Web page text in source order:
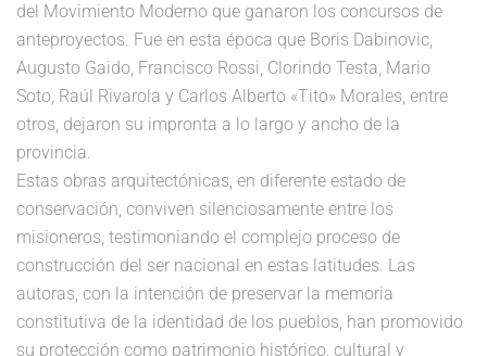
del Movimiento Moderno que ganaron los concursos de
anteproyectos. Fue en esta época que Boris Dabinovic,
Augusto Gaido, Francisco Rossi, Clorindo Testa, Mario
Soto, Raúl Rivarola y Carlos Alberto «Tito» Morales, entre
otros, dejaron su impronta a lo largo y ancho de la
provincia.
Estas obras arquitectónicas, en diferente estado de
conservación, conviven silenciosamente entre los
misioneros, testimoniando el complejo proceso de
construcción del ser nacional en estas latitudes. Las
autoras, con la intención de preservar la memoria
constitutiva de la identidad de los pueblos, han promovido
su protección como patrimonio histórico, cultural y